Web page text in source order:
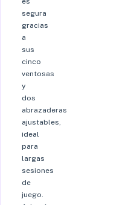
segura
gracias
a
sus
cinco
ventosas
y
dos
abrazaderas
ajustables,
ideal
para
largas
sesiones
de
juego.